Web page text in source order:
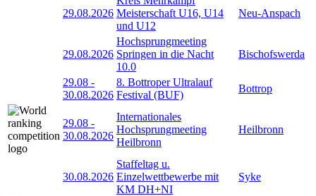
29.08.2026 Meisterschaft U16, U14
und U12
Neu-Anspach
29.08.2026
Hochsprungmeeting
Springen in die Nacht
10.0
Bischofswerda
29.08 -
30.08.2026
8. Bottroper Ultralauf
Festival (BUF)
Bottrop
29.08 -
30.08.2026
Internationales
Hochsprungmeeting
Heilbronn
Heilbronn
30.08.2026
Staffeltag u.
Einzelwettbewerbe mit
KM DH+NI
Syke